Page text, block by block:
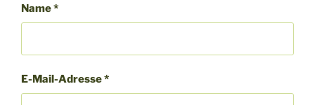
Name*
E-Mail-Adresse*